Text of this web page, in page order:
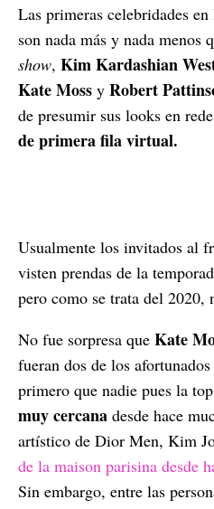
Las primeras celebridades
son nada más y nada menos
show, Kim Kardashian
Kate Moss y Robert
de presumir sus looks en
de primera fila virtual.
Usualmente los invitados al
visten prendas de la
pero como se trata del 2020,
No fue sorpresa que Kate
fueran dos de los
primero que nadie pues la
muy cercana desde hace
artístico de Dior Men, Kim
de la maison parisina desde
Sin embargo, entre las